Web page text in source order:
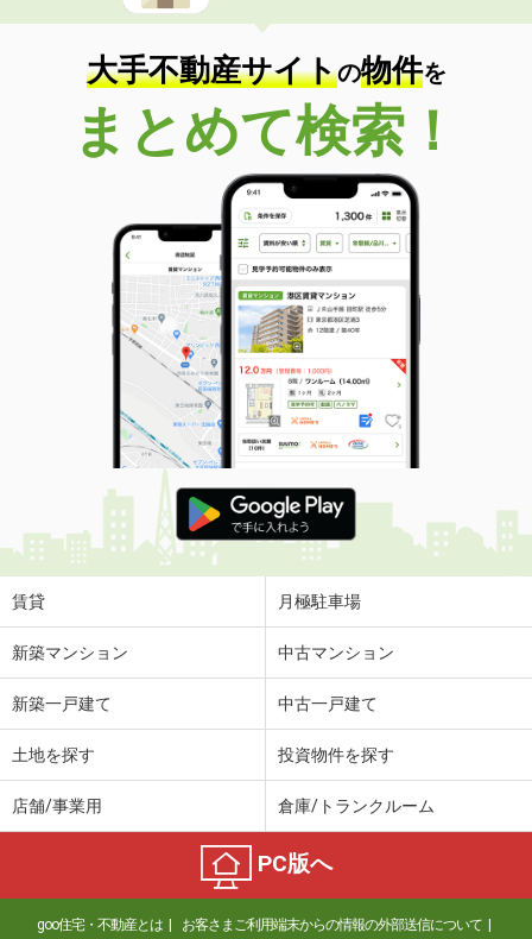
大手不動産サイトの物件を
まとめて検索！
賃貸 月極駐車場
新築マンション 中古マンション
新築一戸建て 中古一戸建て
土地を探す 投資物件を探す
店舗/事業用 倉庫/トランクルーム
PC版へ
goo住宅・不動産とは お客さまご利用端末からの情報の外部送信について